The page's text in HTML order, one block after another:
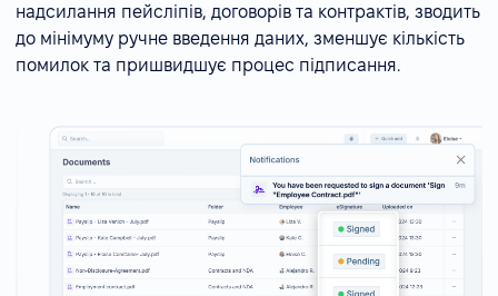
надсилання пейсліпів, договорів та контрактів, зводить
до мінімуму ручне введення даних, зменшує кількість
помилок та пришвидшує процес підписання.